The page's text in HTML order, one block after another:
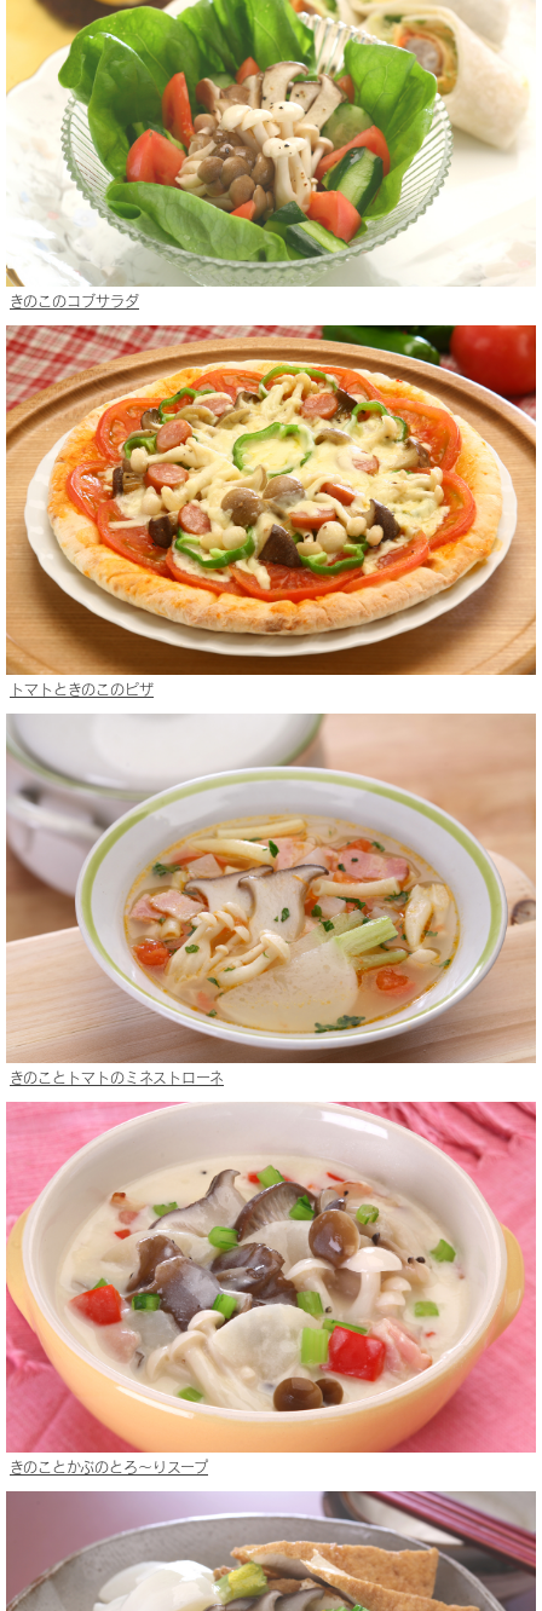
きのこのコブサラダ
トマトときのこのピザ
きのことトマトのミネストローネ
きのことかぶのとろ〜りスープ